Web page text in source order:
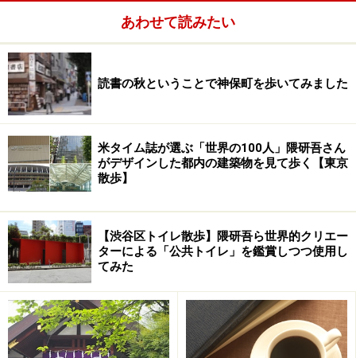
最近は、プロデューサー自身が写真に登場するのは
少しは大丈夫だそうで、これぐらいはOKかな。
挨拶もそこそこに歩き始めた。
江戸東京たてもの園は小金井公園内にある
地図で見るとわかるが、JR中央線は東西にまっすぐ延び
ている。
まるで定規で線を引いたようにまっすぐだ。
その中央線、武蔵小金井駅から垂直に延びているが小金
井街道だ。
北へ歩けば都立小金井公園がある。
江戸東京たてもの園は小金井公園内にある。
あわせて読みたい
読書の秋ということで神保町を歩いてみました
米タイム誌が選ぶ「世界の100人」隈研吾さん
がデザインした都内の建築物を見て歩く【東京
散歩】
【渋谷区トイレ散歩】隈研吾ら世界的クリエー
ターによる「公共トイレ」を鑑賞しつつ使用し
てみた